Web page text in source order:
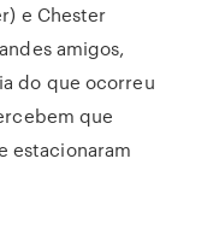
e Chester
amigos,
do que ocorreu
que
estacionaram